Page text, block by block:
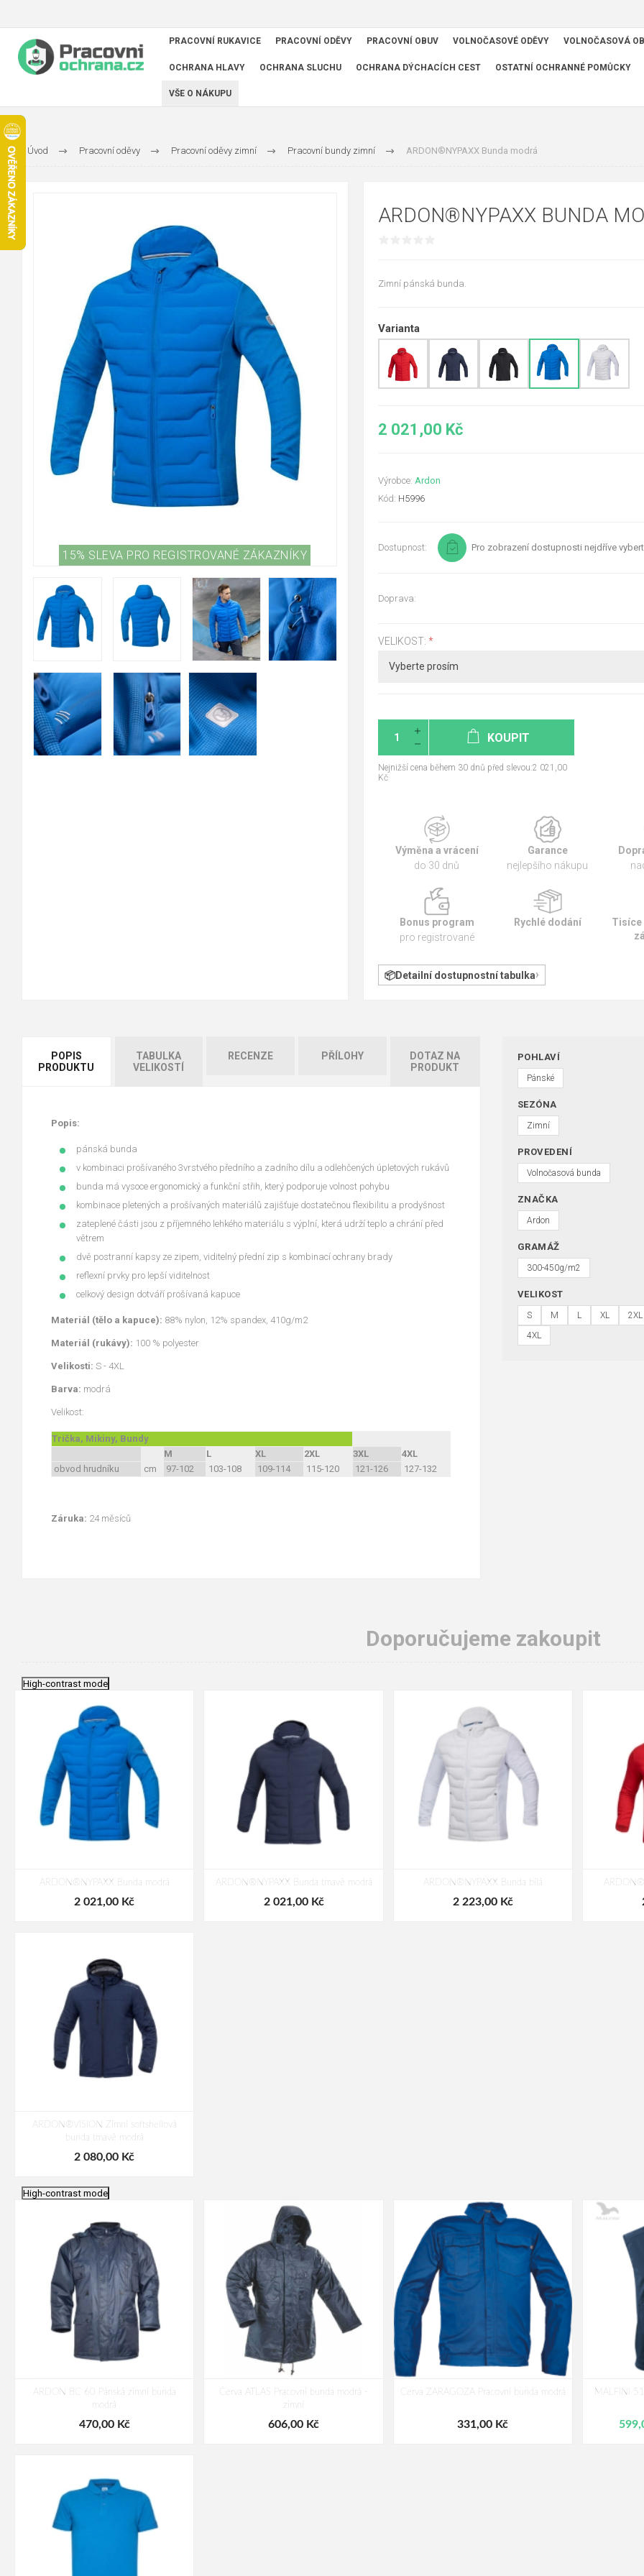
PRACOVNÍ RUKAVICE PRACOVNÍ ODĚVY PRACOVNÍ OBUV VOLNOČASOVÉ ODĚVY VOLNOČASOVÁ
OCHRANA HLAVY OCHRANA SLUCHU OCHRANA DÝCHACÍCH CEST OSTATNÍ OCHRANNÉ POMŮCKY
VŠE O NÁKUPU
Úvod Pracovní oděvy Pracovní oděvy zimní Pracovní bundy zimní ARDON®NYPAXX Bunda modrá
15% SLEVA PRO REGISTROVANÉ ZÁKAZNÍKY
ARDON®NYPAXX BUNDA
Zimní pánská bunda.
Varianta
2 021,00 Kč
Výrobce: Ardon
Kód: H5996
Dostupnost: Pro zobrazení dostupnosti nejdříve
Doprava:
VELIKOST: *
KOUPIT
Nejnižší cena během 30 dnů před slevou:2 021,00
Kč
Výměna a vrácení
do 30 dnů
Garance
nejlepšího nákupu
Bonus program
pro registrované
Rychlé dodání
Tisíce
Detailní dostupnostní tabulka
POPIS
PRODUKTU
TABULKA
VELIKOSTÍ
RECENZE PŘÍLOHY
DOTAZ NA
PRODUKT
Popis:
pánská bunda
v kombinaci prošívaného 3vrstvého předního a zadního dílu a odlehčených úpletových rukávů
bunda má vysoce ergonomický a funkční střih, který podporuje volnost pohybu
kombinace pletených a prošívaných materiálů zajišťuje dostatečnou flexibilitu a prodyšnost
zateplené části jsou z příjemného lehkého materiálu s výplní, která udrží teplo a chrání před
větrem
dvě postranní kapsy ze zipem, viditelný přední zip s kombinací ochrany brady
reflexní prvky pro lepší viditelnost
celkový design dotváří prošívaná kapuce
Materiál (tělo a kapuce): 88% nylon, 12% spandex, 410g/m2
Materiál (rukávy): 100 % polyester
Velikosti: S - 4XL
Barva: modrá
Velikost:
Trička, Mikiny, Bundy
M
L XL 2XL 3XL
4XL
obvod hrudníku
cm 97-102 103-108 109-114 115-120 121-126 127-132
Záruka: 24 měsíců
POHLAVÍ
Pánské
SEZÓNA
Zimní
PROVEDENÍ
Volnočasová bunda
ZNAČKA
Ardon
GRAMÁŽ
300-450g/m2
VELIKOST
S M L XL 2XL
4XL
Doporučujeme zakoupit
High-contrast mode
ARDON®NYPAXX Bunda modrá
2 021,00 Kč
ARDON®NYPAXX Bunda tmavě modrá
2 021,00 Kč
ARDON®NYPAXX Bunda bílá
2 223,00 Kč
ARDON®VISION Zimní softshellová
bunda tmavě modrá
2 080,00 Kč
High-contrast mode
ARDON BC 60 Pánská zimní bunda
modrá
470,00 Kč
Červa ATLAS Pracovní bunda modrá -
zimní
606,00 Kč
Cerva ZARAGOZA Pracovní bunda modrá
331,00 Kč
MALFINI